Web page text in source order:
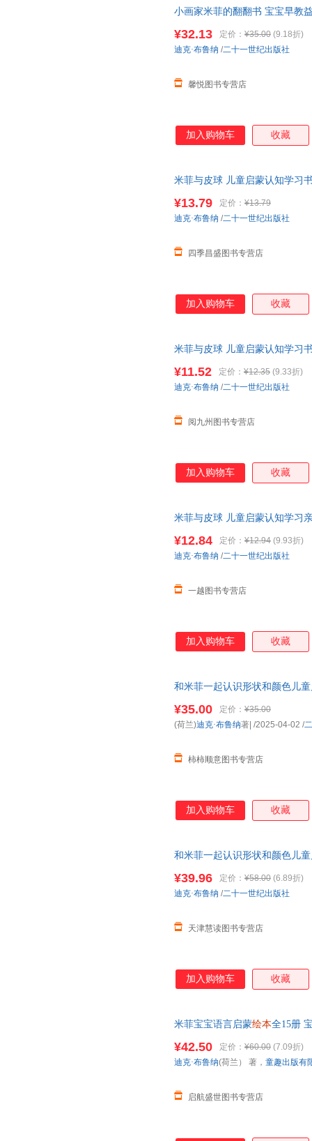
小画家米菲的翻翻书 宝宝早教
线当当客服
¥32.13 定价： ¥35.00 (9.18折)
馨悦图书专营店
迪克·布鲁纳 /二十一世纪出版社
加入购物车 收藏
米菲与皮球 儿童启蒙认知学习
服索取
¥13.79 定价： ¥13.79
四季昌盛图书专营店
迪克·布鲁纳 /二十一世纪出版社
加入购物车 收藏
米菲与皮球 儿童启蒙认知学习
¥11.52 定价： ¥12.35 (9.33折)
阅九州图书专营店
迪克·布鲁纳 /二十一世纪出版社
加入购物车 收藏
米菲与皮球 儿童启蒙认知学习
¥12.84 定价： ¥12.94 (9.93折)
一越图书专营店
迪克·布鲁纳 /二十一世纪出版社
加入购物车 收藏
和米菲一起认识形状和颜色儿
¥35.00 定价： ¥35.00
柿柿顺意图书专营店
(荷兰)迪克·布鲁纳著| /2025-04-02 /
加入购物车 收藏
和米菲一起认识形状和颜色儿
¥39.96 定价： ¥58.00 (6.89折)
天津慧读图书专营店
迪克·布鲁纳 /二十一世纪出版社
加入购物车 收藏
米菲宝宝语言启蒙绘本全15册
¥42.50 定价： ¥60.00 (7.09折)
启航盛世图书专营店
迪克·布鲁纳(荷兰） 著， 童趣出版有